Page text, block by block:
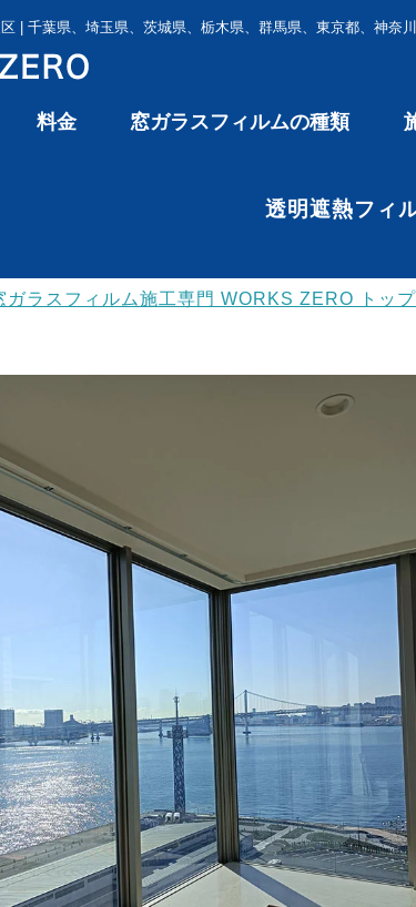
| 千葉県、埼玉県、茨城県、栃木県、群馬県、東京都、神奈
料金 窓ガラスフィルムの種類
透明遮熱フィ
ガラスフィルム施工専門 WORKS ZERO トップ